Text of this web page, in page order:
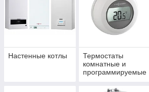
Настенные котлы
Термостаты
комнатные и
программируемые